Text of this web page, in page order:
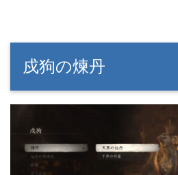
戍狗の煉丹